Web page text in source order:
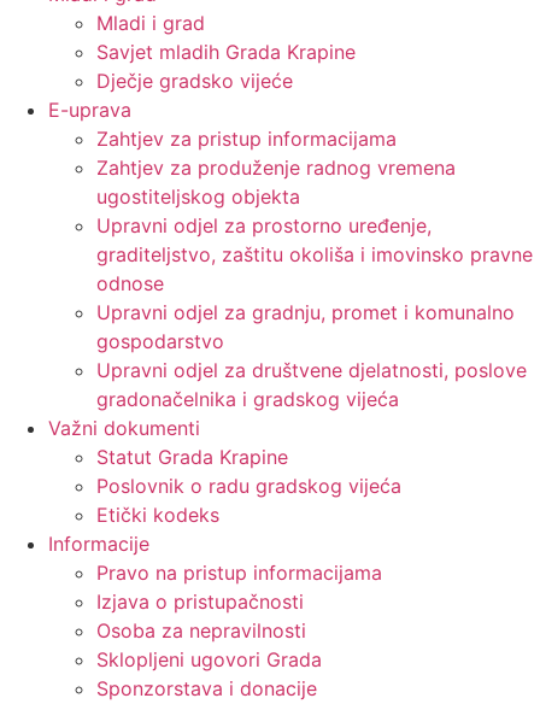
Mladi i grad
Savjet mladih Grada Krapine
Dječje gradsko vijeće
E-uprava
Zahtjev za pristup informacijama
Zahtjev za produženje radnog vremena
ugostiteljskog objekta
Upravni odjel za prostorno uređenje,
graditeljstvo, zaštitu okoliša i imovinsko pravne
odnose
Upravni odjel za gradnju, promet i komunalno
gospodarstvo
Upravni odjel za društvene djelatnosti, poslove
gradonačelnika i gradskog vijeća
Važni dokumenti
Statut Grada Krapine
Poslovnik o radu gradskog vijeća
Etički kodeks
Informacije
Pravo na pristup informacijama
Izjava o pristupačnosti
Osoba za nepravilnosti
Sklopljeni ugovori Grada
Sponzorstava i donacije